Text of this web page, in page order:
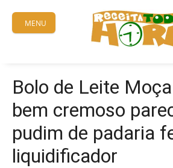
content
MENU
Bolo de Leite
bem cremoso
pudim de padaria
liquidificador